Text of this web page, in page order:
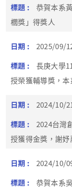
恭賀本系
櫚獎」得獎人
2025/09/
長庚大學
授榮獲輔導獎，本
2024/10/
2024台灣
授獲得金獎，謝
2024/10/
恭賀本系